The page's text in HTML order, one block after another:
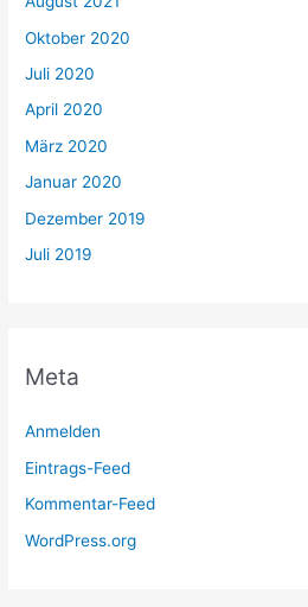
Oktober 2020
Juli 2020
April 2020
März 2020
Januar 2020
Dezember 2019
Juli 2019
Meta
Anmelden
Eintrags-Feed
Kommentar-Feed
WordPress.org